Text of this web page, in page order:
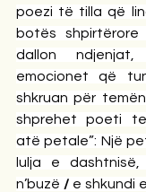
poezi të tilla që
botës
dallon
emocionet që
shkruan për
shprehet poeti
atë petale”: Një
lulja e dashtnisë,
n’buzë / e shkundi